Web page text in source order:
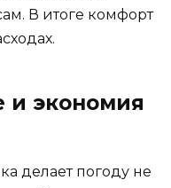
В итоге комфорт
и экономия
делает погоду не